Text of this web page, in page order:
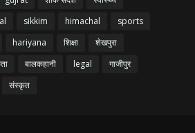
sikkim himachal
sports
hariyana शिक्षा
शेखपुरा
बालकहानी legal
गाजीपुर
संस्कृत